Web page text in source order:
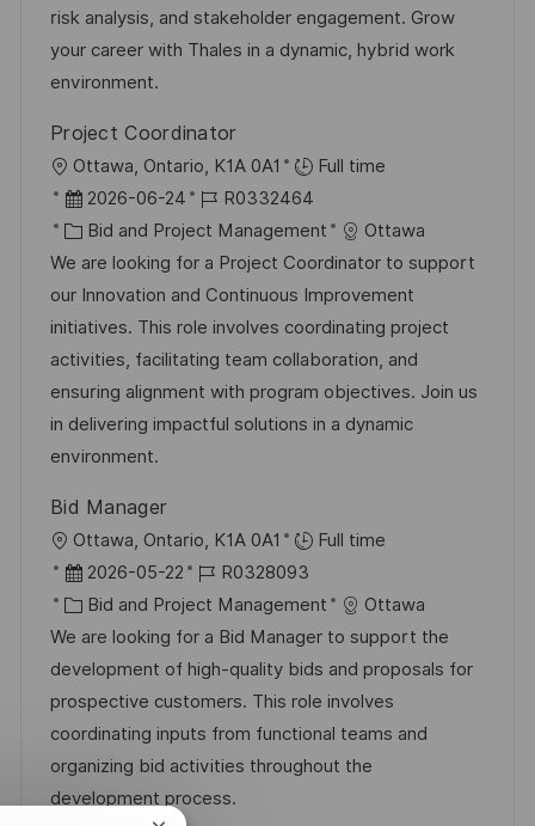
r
V
e
ö
f
f
e
n
t
l
i
c
h
u
n
g
r
i
e
risk analysis, and stakeholder engagement. Grow
your career with Thales in a dynamic, hybrid work
environment.
Project Coordinator
O
r
t
Ottawa, Ontario, K1A 0A1
Full time
D
a
t
u
m
d
e
V
r
ö
f
f
e
n
t
l
i
c
2026-06-24
J
o
b
-
I
D
R0332464
K
a
t
e
g
o
i
Bid and Project Management
Ottawa
We are looking for a Project Coordinator to support
our Innovation and Continuous Improvement
initiatives. This role involves coordinating project
activities, facilitating team collaboration, and
ensuring alignment with program objectives. Join us
in delivering impactful solutions in a dynamic
environment.
Bid Manager
O
r
t
Ottawa, Ontario, K1A 0A1
Full time
D
a
t
u
m
d
e
r
2026-05-22
J
o
b
-
I
D
R0328093
K
a
t
e
g
o
r
Bid and Project Management
Ottawa
We are looking for a Bid Manager to support the
development of high-quality bids and proposals for
prospective customers. This role involves
coordinating inputs from functional teams and
organizing bid activities throughout the
development process.